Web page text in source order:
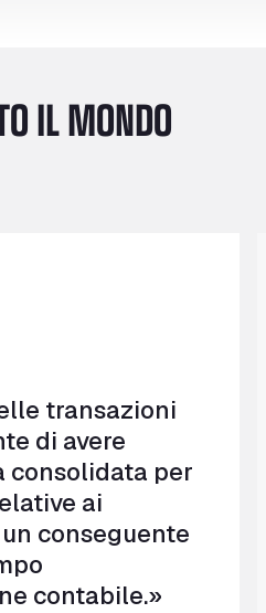
IL MONDO
transazioni
di avere
consolidata per
ai
conseguente
contabile.»